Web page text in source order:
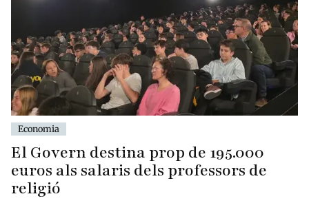
Economia
El Govern destina prop de 195.000
euros als salaris dels professors de
religió